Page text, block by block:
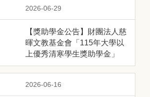
2026-06-29
【獎助學金公告】財團法人慈
暉文教基金會「115年大學以
上優秀清寒學生獎助學金」
2026-06-16